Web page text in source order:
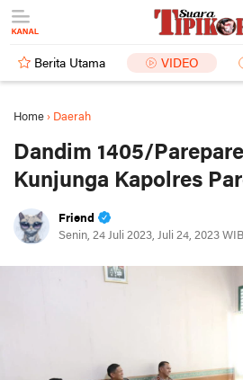
Berita Utama VIDEO
Home › Daerah
Dandim 1405/
Kunjunga Kapolres
Friend
Senin, 24 Juli 2023, Juli 24, 2023 WIB